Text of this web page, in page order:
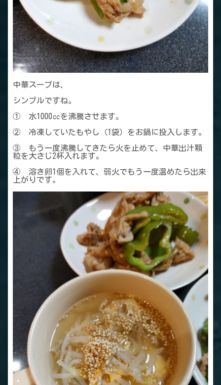
中華スープは、
シンプルですね。
① 水1000㏄を沸騰させます。
② 冷凍していたもやし（1袋）をお鍋に投入します。
③ もう一度沸騰してきたら火を止めて、中華出汁顆
粒を大さじ2杯入れます。
④ 溶き卵1個を入れて、弱火でもう一度温めたら出来
上がりです。